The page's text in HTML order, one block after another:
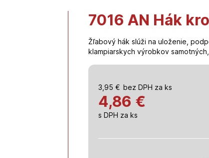
7016 AN Hák
Žľabový hák slúži na uloženie,
klampiarskych výrobkov
3,95 € bez DPH za ks
4,86 €
s DPH za ks